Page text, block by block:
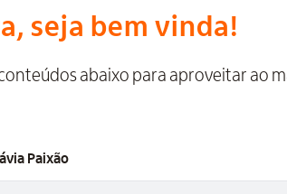
seja bem vinda!
abaixo para aproveitar ao
Paixão